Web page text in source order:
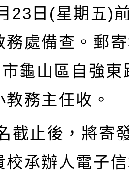
23日(星期五)
務處備查。郵
龜山區自強東
教務主任收。
截止後，將寄
校承辦人電子